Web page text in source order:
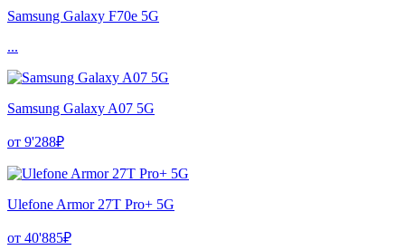
Samsung Galaxy F70e 5G
...
Samsung Galaxy A07 5G
от 9'288₽
Ulefone Armor 27T Pro+ 5G
от 40'885₽